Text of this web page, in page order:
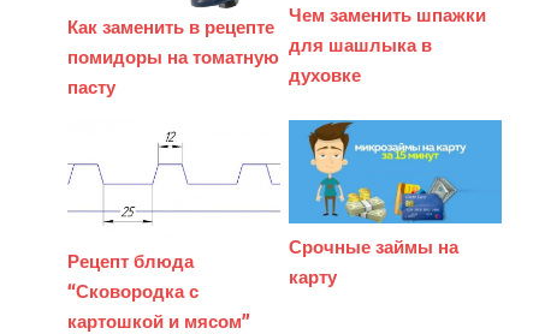
Как заменить в рецепте
помидоры на томатную
пасту
Чем заменить шпажки
для шашлыка в
духовке
Рецепт блюда
“Сковородка с
картошкой и мясом”
Срочные займы на
карту